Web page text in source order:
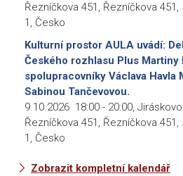
Řezníčkova 451, Řezníčkova
1, Česko
Kulturní prostor AULA uvádí:
Českého rozhlasu Plus Martiny
spolupracovníky Václava Havla
Sabinou Tančevovou.
9.10.2026 18:00 - 20:00,
Řezníčkova 451, Řezníčkova
1, Česko
Zobrazit kompletní kalendář